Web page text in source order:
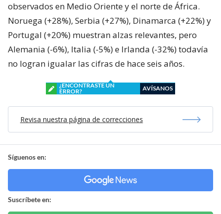
observados en Medio Oriente y el norte de África.
Noruega (+28%), Serbia (+27%), Dinamarca (+22%) y
Portugal (+20%) muestran alzas relevantes, pero
Alemania (-6%), Italia (-5%) e Irlanda (-32%) todavía
no logran igualar las cifras de hace seis años.
¿ENCONTRASTE UN
ERROR?
AVÍSANOS
Revisa nuestra página de correcciones
Síguenos en:
Suscríbete en: